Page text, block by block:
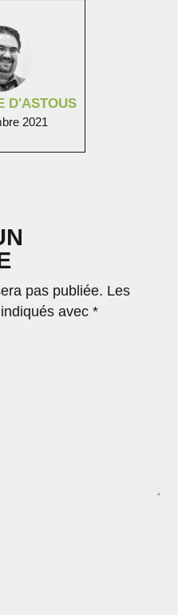
D'ASTOUS
2021
pas publiée. Les
avec*